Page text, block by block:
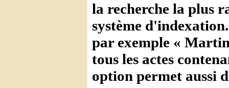
la recherche la plus
système
par exemple «
tous les actes
option permet aussi